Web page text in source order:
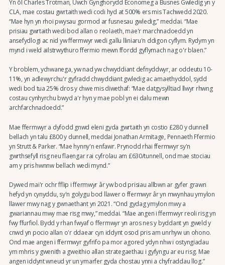
Yn ôl Charles Trotman, Uwch Gynghorydd Economeg a Busnes Gwledig yn y
CLA, mae costau gwrtaith wedi codi hyd at 500% ers mis Tachwedd 2020.
“Mae hyn yn rhoi pwysau gormod ar fusnesau gwledig,” meddai. “Mae
prisiau gwrtaith wedi bod allan o reolaeth, mae'r marchnadoedd yn
ansefydlogi ac nid yw ffermwyr wedi gallu lliniaru'n ddigon cyflym. Rydym yn
mynd i weld ailstrwythuro ffermio mewn ffordd gyflymach nag o'r blaen.”
Y broblem, ychwanega, yw nad yw chwyddiant defnyddwyr, ar oddeutu 10-
11%, yn adlewyrchu'r gyfradd chwyddiant gwledig ac amaethyddol, sydd
wedi bod tua 25% dros y chwe mis diwethaf: “Mae datgysylltiad llwyr rhwng
costau cynhyrchu bwyd a'r hyn y mae pobl yn ei dalu mewn
archfarchnadoedd.”
Mae ffermwyr a dyfodd gnwd eleni gyda gwrtaith yn costio £280 y dunnell
bellach yn talu £800 y dunnell, meddai Jonathan Armitage, Pennaeth Ffermio
yn Strutt & Parker. “Mae hynny'n enfawr. Prynodd rhai ffermwyr sy'n
gwrthsefyll risg neu flaengar rai cyfrolau am £630/tunnell, ond mae stociau
am y pris hwnnw bellach wedi mynd.”
Dywed mai'r ochr fflip i ffermwyr âr yw bod prisiau allbwn ar gyfer grawn
hefyd yn cynyddu, sy'n golygu bod llawer o ffermwyr âr yn mwynhau ymylon
llawer mwy nag y gwnaethant yn 2021. “Ond gydag ymylon mwy a
gwariannau mwy mae risg mwy,” meddai. “Mae angen i ffermwyr reoli risg yn
fwy ffurfiol. Bydd y rhan fwyaf o ffermwyr yn aros nes y byddant yn gweld y
cnwd yn pocio allan o'r ddaear cyn iddynt osod pris am unrhyw un ohono.
Ond mae angen i ffermwyr gyfrifo pa mor agored ydyn nhw i ostyngiadau
ym mhris y gwenith a gweithio allan strategaethau i gyfyngu ar eu risg. Mae
angen iddynt wneud yr un ymarfer gyda chostau ynni a chyfraddau llog.”